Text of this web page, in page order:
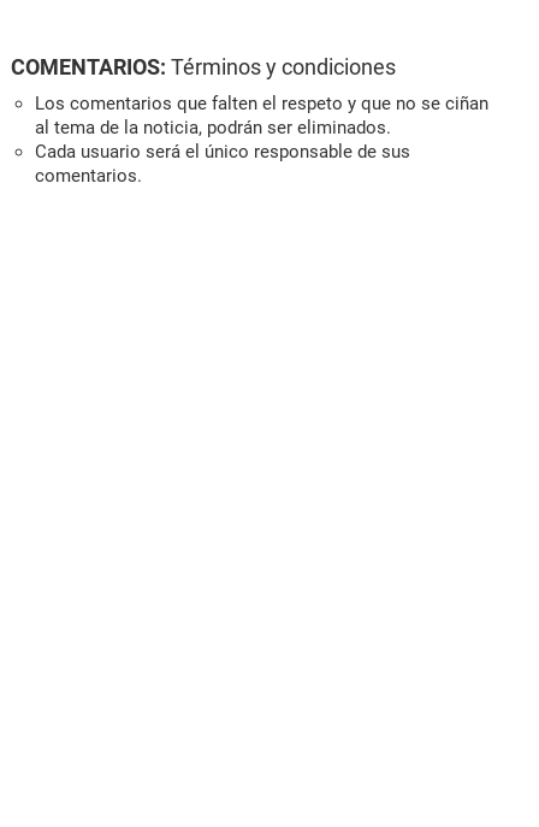
COMENTARIOS: Términos y condiciones
Los comentarios que falten el respeto y que no se ciñan
al tema de la noticia, podrán ser eliminados.
Cada usuario será el único responsable de sus
comentarios.